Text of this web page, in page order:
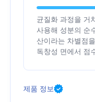
균질화 과정을 거
사용해 성분의 순
산이라는 차별점
독창성 면에서 점
제품 정보